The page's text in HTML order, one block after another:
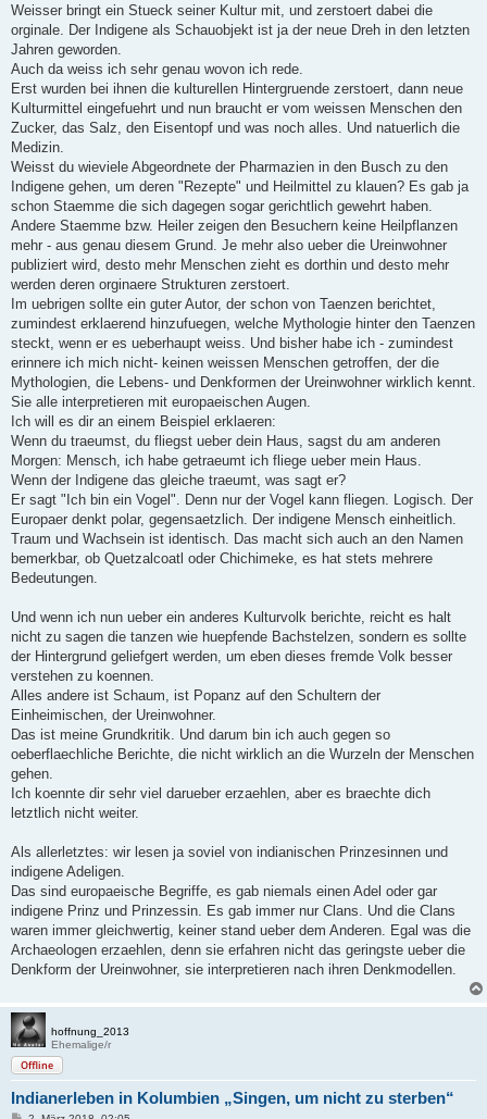
Weisser bringt ein Stueck seiner Kultur mit, und zerstoert dabei die
orginale. Der Indigene als Schauobjekt ist ja der neue Dreh in den letzten
Jahren geworden.
Auch da weiss ich sehr genau wovon ich rede.
Erst wurden bei ihnen die kulturellen Hintergruende zerstoert, dann neue
Kulturmittel eingefuehrt und nun braucht er vom weissen Menschen den
Zucker, das Salz, den Eisentopf und was noch alles. Und natuerlich die
Medizin.
Weisst du wieviele Abgeordnete der Pharmazien in den Busch zu den
Indigene gehen, um deren "Rezepte" und Heilmittel zu klauen? Es gab ja
schon Staemme die sich dagegen sogar gerichtlich gewehrt haben.
Andere Staemme bzw. Heiler zeigen den Besuchern keine Heilpflanzen
mehr - aus genau diesem Grund. Je mehr also ueber die Ureinwohner
publiziert wird, desto mehr Menschen zieht es dorthin und desto mehr
werden deren orginaere Strukturen zerstoert.
Im uebrigen sollte ein guter Autor, der schon von Taenzen berichtet,
zumindest erklaerend hinzufuegen, welche Mythologie hinter den Taenzen
steckt, wenn er es ueberhaupt weiss. Und bisher habe ich - zumindest
erinnere ich mich nicht- keinen weissen Menschen getroffen, der die
Mythologien, die Lebens- und Denkformen der Ureinwohner wirklich kennt.
Sie alle interpretieren mit europaeischen Augen.
Ich will es dir an einem Beispiel erklaeren:
Wenn du traeumst, du fliegst ueber dein Haus, sagst du am anderen
Morgen: Mensch, ich habe getraeumt ich fliege ueber mein Haus.
Wenn der Indigene das gleiche traeumt, was sagt er?
Er sagt "Ich bin ein Vogel". Denn nur der Vogel kann fliegen. Logisch. Der
Europaer denkt polar, gegensaetzlich. Der indigene Mensch einheitlich.
Traum und Wachsein ist identisch. Das macht sich auch an den Namen
bemerkbar, ob Quetzalcoatl oder Chichimeke, es hat stets mehrere
Bedeutungen.
Und wenn ich nun ueber ein anderes Kulturvolk berichte, reicht es halt
nicht zu sagen die tanzen wie huepfende Bachstelzen, sondern es sollte
der Hintergrund geliefgert werden, um eben dieses fremde Volk besser
verstehen zu koennen.
Alles andere ist Schaum, ist Popanz auf den Schultern der
Einheimischen, der Ureinwohner.
Das ist meine Grundkritik. Und darum bin ich auch gegen so
oeberflaechliche Berichte, die nicht wirklich an die Wurzeln der Menschen
gehen.
Ich koennte dir sehr viel darueber erzaehlen, aber es braechte dich
letztlich nicht weiter.
Als allerletztes: wir lesen ja soviel von indianischen Prinzesinnen und
indigene Adeligen.
Das sind europaeische Begriffe, es gab niemals einen Adel oder gar
indigene Prinz und Prinzessin. Es gab immer nur Clans. Und die Clans
waren immer gleichwertig, keiner stand ueber dem Anderen. Egal was die
Archaeologen erzaehlen, denn sie erfahren nicht das geringste ueber die
Denkform der Ureinwohner, sie interpretieren nach ihren Denkmodellen.
hoffnung_2013
Ehemalige/r
Offline
Indianerleben in Kolumbien „Singen, um nicht zu sterben“